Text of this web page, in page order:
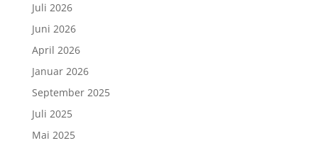
Juli 2026
Juni 2026
April 2026
Januar 2026
September 2025
Juli 2025
Mai 2025